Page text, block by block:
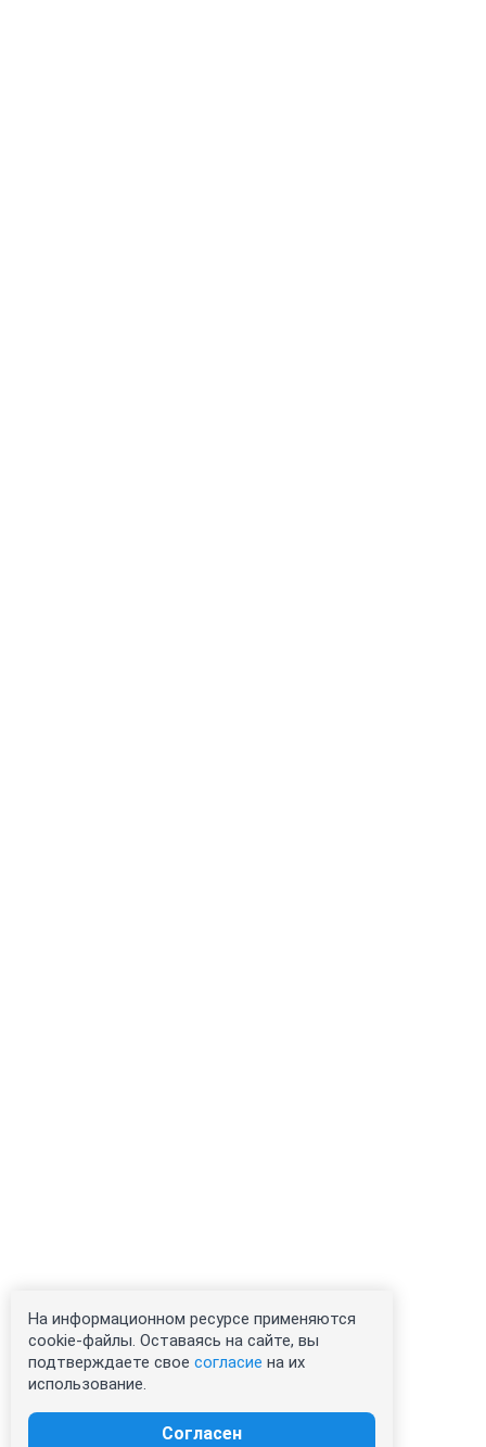
На информационном ресурсе применяются
cookie-файлы. Оставаясь на сайте, вы
подтверждаете свое согласие на их
использование.
Согласен